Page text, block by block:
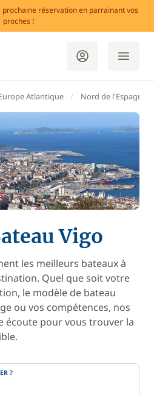
prochaine réservation en parrainant vos
proches !
Atlantique Nord de l'Espagne
Vigo
les meilleurs bateaux à
Quel que soit votre
le modèle de bateau
ou vos compétences, nos
écoute pour vous trouver la
?